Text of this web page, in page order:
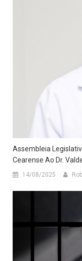
Assembleia
Cearense Ao Dr.
14/08/2025